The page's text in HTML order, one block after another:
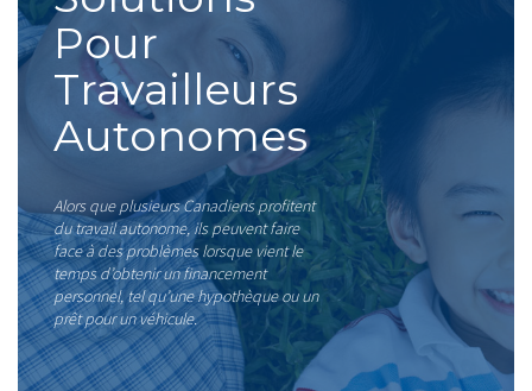
Pour
Travailleurs
Autonomes
Alors que plusieurs Canadiens profitent
du travail autonome, ils peuvent faire
face à des problèmes lorsque vient le
temps d’obtenir un financement
personnel, tel qu’une hypothèque ou un
prêt pour un véhicule.